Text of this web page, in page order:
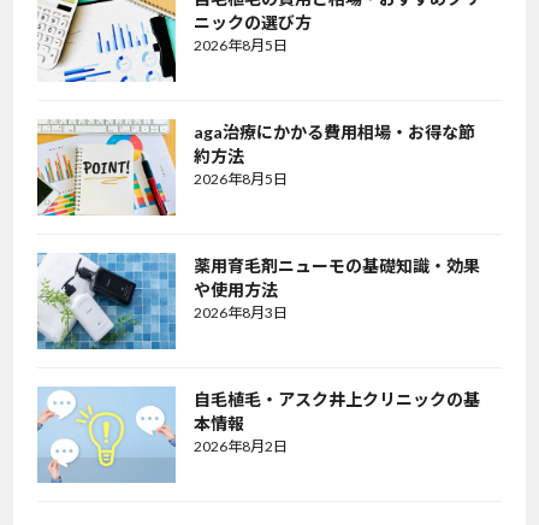
ニックの選び方
2026年8月5日
aga治療にかかる費用相場・お得な節
約方法
2026年8月5日
薬用育毛剤ニューモの基礎知識・効果
や使用方法
2026年8月3日
自毛植毛・アスク井上クリニックの基
本情報
2026年8月2日